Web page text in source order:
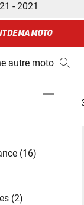
- 2021
DE MA MOTO
autre moto
(16)
(2)